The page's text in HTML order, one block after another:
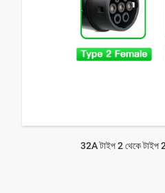
32A টাইপ 2 থেকে টাইপ 2